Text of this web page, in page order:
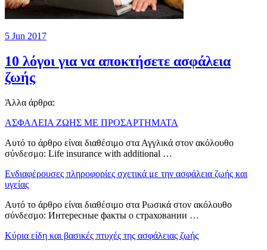
5 Jun 2017
10 λόγοι για να αποκτήσετε ασφάλεια
ζωής
Άλλα άρθρα:
ΑΣΦΑΛΕΙΑ ΖΩΗΣ ΜΕ ΠΡΟΣΑΡΤΗΜΑΤΑ
Αυτό το άρθρο είναι διαθέσιμο στα Αγγλικά στον ακόλουθο
σύνδεσμο: Life insurance with additional …
Ενδιαφέρουσες πληροφορίες σχετικά με την ασφάλεια ζωής και
υγείας
Αυτό το άρθρο είναι διαθέσιμο στα Ρωσικά στον ακόλουθο
σύνδεσμο: Интересные факты о страховании …
Κύρια είδη και βασικές πτυχές της ασφάλειας ζωής